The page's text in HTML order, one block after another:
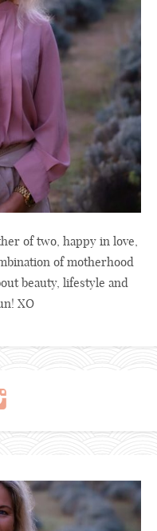
of two, happy in love,
of motherhood
beauty, lifestyle and
XO